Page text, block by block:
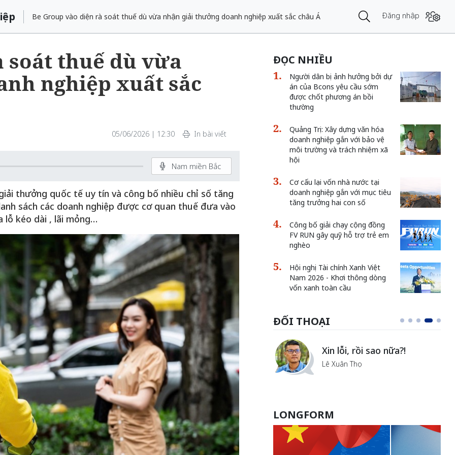
Be Group vào diện rà soát thuế dù vừa nhận giải thưởng doanh nghiệp xuất sắc châu Á Đăng nhập
soát thuế dù vừa
nghiệp xuất sắc
05/06/2026 | 12:30 In bài viết
Nam miền Bắc
thưởng quốc tế uy tín và công bố nhiều chỉ số tăng
sách các doanh nghiệp được cơ quan thuế đưa vào
lỗ kéo dài , lãi mỏng…
ĐỌC NHIỀU
Người dân bị ảnh hưởng bởi dự
án của Bcons yêu cầu sớm
được chốt phương án bồi
thường
Quảng Trị: Xây dựng văn hóa
doanh nghiệp gắn với bảo vệ
môi trường và trách nhiệm xã
hội
Cơ cấu lại vốn nhà nước tại
doanh nghiệp gắn với mục tiêu
tăng trưởng hai con số
Công bố giải chạy cộng đồng
FV RUN gây quỹ hỗ trợ trẻ em
nghèo
Hội nghị Tài chính Xanh Việt
Nam 2026 - Khơi thông dòng
vốn xanh toàn cầu
ĐỐI THOẠI
ngôi
của Hà
Xin lỗi, rồi sao nữa?!
Lê Xuân Thọ
Vẻ đẹp của khoa học nhân
văn
Lưu Nguyệt Linh
LONGFORM